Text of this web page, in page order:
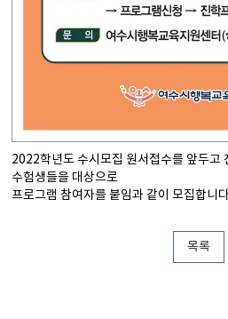
2022학년도 수시모집 원서접수를 앞두고
수험생들을 대상으로
프로그램 참여자를 붙임과 같이 모집합니
목록